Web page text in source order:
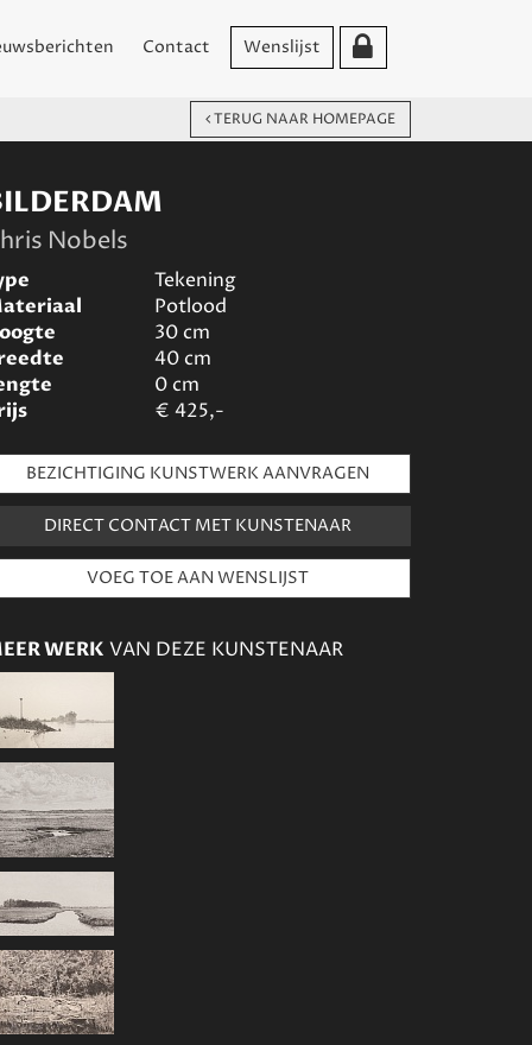
Contact Wenslijst
TERUG NAAR HOMEPAGE
Nobels
Tekening
Potlood
30cm
40cm
0cm
€ 425,-
BEZICHTIGING KUNSTWERK AANVRAGEN
DIRECT CONTACT MET KUNSTENAAR
WERK VAN DEZE KUNSTENAAR